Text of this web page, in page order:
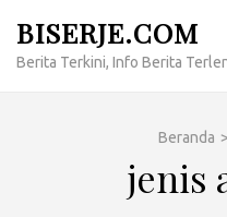
konten
BISERJE.COM
Berita Terkini, Info Berita
Beranda >
jenis